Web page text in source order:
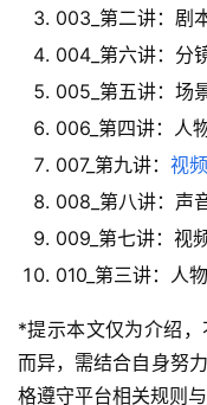
003_第二讲：剧
004_第六讲：分
005_第五讲：场
006_第四讲：人
007_第九讲： 视
008_第八讲：声
009_第七讲：视
010_第三讲：人
*提示本文仅为介绍
而异，需结合自身努
格遵守平台相关规则